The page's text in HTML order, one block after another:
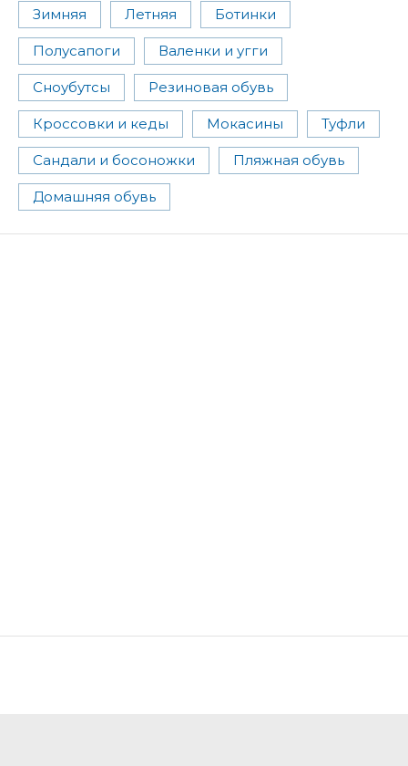
Зимняя Летняя Ботинки
Полусапоги Валенки и угги
Сноубутсы Резиновая обувь
Кроссовки и кеды Мокасины Туфли
Сандали и босоножки Пляжная обувь
Домашняя обувь